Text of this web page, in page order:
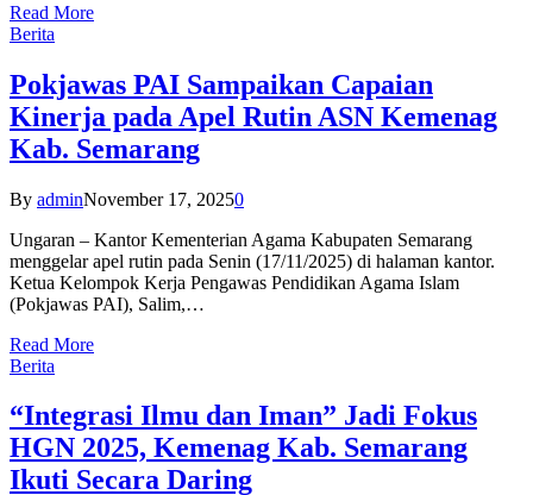
Read More
Berita
Pokjawas PAI Sampaikan Capaian
Kinerja pada Apel Rutin ASN Kemenag
Kab. Semarang
By adminNovember 17, 20250
Ungaran – Kantor Kementerian Agama Kabupaten Semarang
menggelar apel rutin pada Senin (17/11/2025) di halaman kantor.
Ketua Kelompok Kerja Pengawas Pendidikan Agama Islam
(Pokjawas PAI), Salim,…
Read More
Berita
“Integrasi Ilmu dan Iman” Jadi Fokus
HGN 2025, Kemenag Kab. Semarang
Ikuti Secara Daring